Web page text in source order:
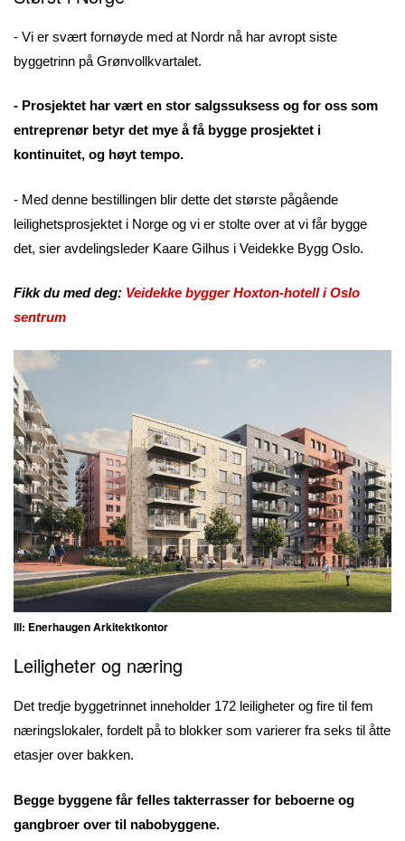
- Vi er svært fornøyde med at Nordr nå har avropt siste
byggetrinn på Grønvollkvartalet.
- Prosjektet har vært en stor salgssuksess og for oss som
entreprenør betyr det mye å få bygge prosjektet i
kontinuitet, og høyt tempo.
- Med denne bestillingen blir dette det største pågående
leilighetsprosjektet i Norge og vi er stolte over at vi får bygge
det, sier avdelingsleder Kaare Gilhus i Veidekke Bygg Oslo.
Fikk du med deg: Veidekke bygger Hoxton-hotell i Oslo
sentrum
Ill: Enerhaugen Arkitektkontor
Leiligheter og næring
Det tredje byggetrinnet inneholder 172 leiligheter og fire til fem
næringslokaler, fordelt på to blokker som varierer fra seks til åtte
etasjer over bakken.
Begge byggene får felles takterrasser for beboerne og
gangbroer over til nabobyggene.